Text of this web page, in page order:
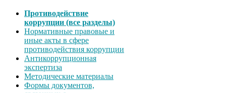
Противодействие
коррупции (все разделы)
Нормативные правовые и
иные акты в сфере
противодействия коррупции
Антикоррупционная
экспертиза
Методические материалы
Формы документов,